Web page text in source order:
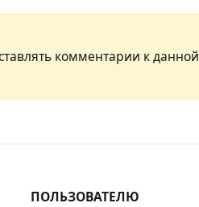
комментарии к данной
ПОЛЬЗОВАТЕЛЮ